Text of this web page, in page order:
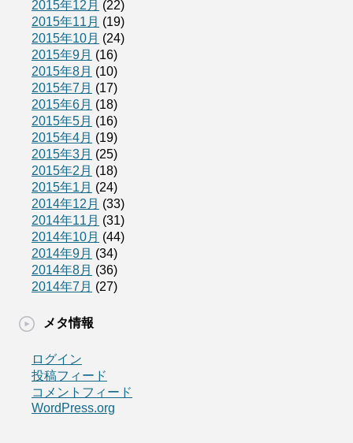
2015年12月 (22)
2015年11月 (19)
2015年10月 (24)
2015年9月 (16)
2015年8月 (10)
2015年7月 (17)
2015年6月 (18)
2015年5月 (16)
2015年4月 (19)
2015年3月 (25)
2015年2月 (18)
2015年1月 (24)
2014年12月 (33)
2014年11月 (31)
2014年10月 (44)
2014年9月 (34)
2014年8月 (36)
2014年7月 (27)
メタ情報
ログイン
投稿フィード
コメントフィード
WordPress.org